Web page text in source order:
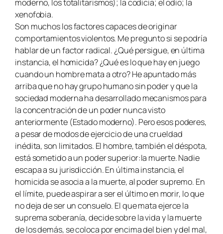
moderno, los totalitarismos); la codicia; el odio; la
xenofobia.
Son muchos los factores capaces de originar
comportamientos violentos. Me pregunto si se podría
hablar de un factor radical. ¿Qué persigue, en última
instancia, el homicida? ¿Qué es lo que hay en juego
cuando un hombre mata a otro? He apuntado más
arriba que no hay grupo humano sin poder y que la
sociedad moderna ha desarrollado mecanismos para
la concentración de un poder nunca visto
anteriormente (Estado moderno). Pero esos poderes,
a pesar de modos de ejercicio de una crueldad
inédita, son limitados. El hombre, también el déspota,
está sometido a un poder superior:la muerte. Nadie
escapa a su jurisdicción. En última instancia, el
homicida se asocia a la muerte, al poder supremo. En
el límite, puede aspirar a ser el último en morir, lo que
no deja de ser un consuelo. El que mata ejerce la
suprema soberanía, decide sobre la vida y la muerte
de los demás, se coloca por encima del bien y del mal,